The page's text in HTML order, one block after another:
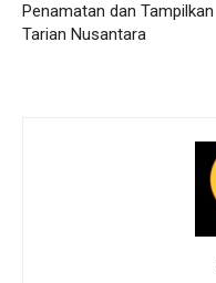
Penamatan dan Tampilkan
Tarian Nusantara